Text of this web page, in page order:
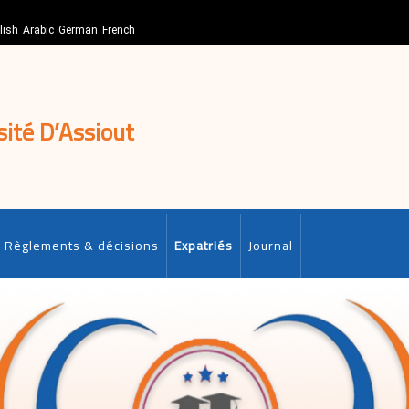
Arabic German French
D’Assiout
Règlements & décisions Expatriés Journal